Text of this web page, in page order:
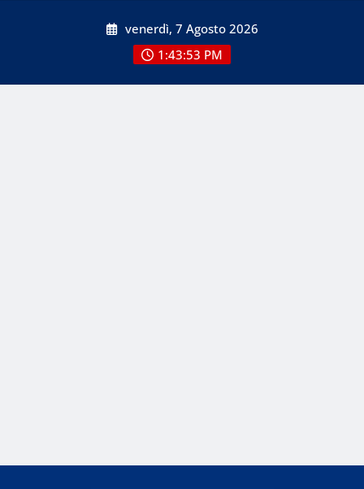
venerdì, 7 Agosto 2026
1:43:53 PM